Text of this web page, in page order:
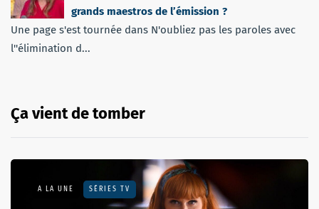
grands maestros de l’émission ?
Une page s'est tournée dans N'oubliez pas les paroles avec
l''élimination d...
Ça vient de tomber
A LA UNE SÉRIES TV